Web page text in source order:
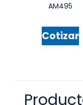
AM495
Cotizar